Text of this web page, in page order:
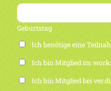
Geburtstag
Ich benötige eine
Ich bin Mitglied im
Ich bin Mitglied bei ver.di